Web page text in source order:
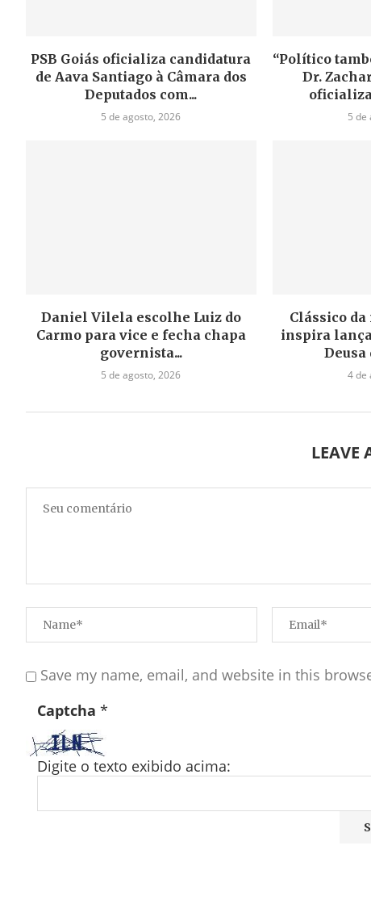
PSB Goiás oficializa candidatura
de Aava Santiago à Câmara dos
Deputados com...
5 de agosto, 2026
“Político
Dr.
5 de
Daniel Vilela escolhe Luiz do
Carmo para vice e fecha chapa
governista...
5 de agosto, 2026
Clássico
inspira
Deusa
4 de
LEAVE
Save my name, email, and website in this
Captcha *
Digite o texto exibido acima: